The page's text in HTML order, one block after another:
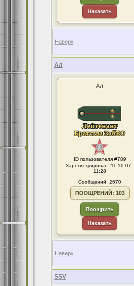
Наказать
Наверх
Ал
Ал
ID пользователя #789
Зарегистрирован: 11.10.07 :
11:28
Сообщений: 2670
ПООЩРЕНИЙ: 103
Поощрить
Наказать
Наверх
SSV